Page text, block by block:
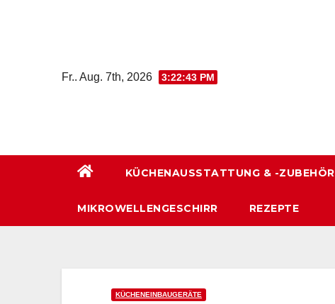
Fr.. Aug. 7th, 2026 3:22:45 PM
KÜCHENAUSSTATTUNG & -ZUBEHÖR
MIKROWELLENGESCHIRR REZEPTE
KÜCHENEINBAUGERÄTE